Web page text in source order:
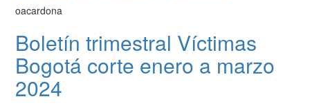
oacardona
Boletín trimestral Víctimas
Bogotá corte enero a marzo
2024